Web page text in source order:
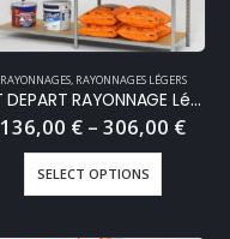
RAYONNAGES, RAYONNAGES LÉGERS
KIT DEPART RAYONNAGE Léger EPSILINE 5 niveaux
136,00 € – 306,00 €
SELECT OPTIONS